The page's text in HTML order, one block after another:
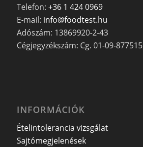
Telefon: +36 1 424 0969
E-mail: info@foodtest.hu
Adószám: 13869920-2-43
Cégjegyzékszám: Cg. 01-09-877515
INFORMÁCIÓK
Ételintolerancia vizsgálat
Sajtómegjelenések